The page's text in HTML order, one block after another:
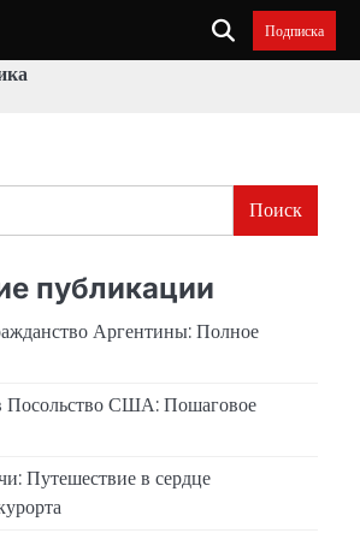
Подписка
Поиск
публикации
Аргентины: Полное
Посольство США: Пошаговое
Путешествие в сердце